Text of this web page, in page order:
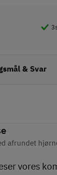
afrundet
vores
3
& Svar